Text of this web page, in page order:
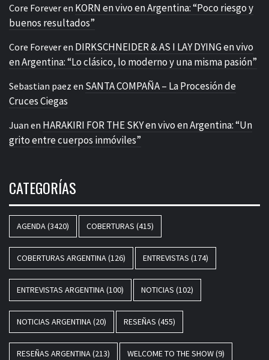
Core Foreveren KORN en vivo en Argentina: “Poco riesgo y
buenos resultados”
Core Foreveren DIRKSCHNEIDER & AS I LAY DYING en vivo
en Argentina: “Lo clásico, lo moderno y una misma pasión”
Sebastian paez en SANTA COMPAÑA – La Procesión de
Cruces Ciegas
Juan en HARAKIRI FOR THE SKY en vivo en Argentina: “Un
grito entre cuerpos inmóviles”
CATEGORÍAS
AGENDA(3420) COBERTURAS (415)
COBERTURAS ARGENTINA(126) ENTREVISTAS (174)
ENTREVISTAS ARGENTINA(100) NOTICIAS (102)
NOTICIAS ARGENTINA(20) RESEÑAS (455)
RESEÑAS ARGENTINA(213) WELCOME TO THE SHOW(9)